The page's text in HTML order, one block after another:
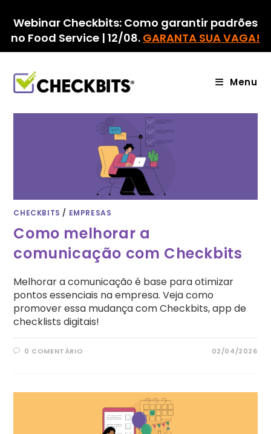
para
conteúdo
Webinar Checkbits: Como garantir padrões
no Food Service | 12/08. GARANTA SUA VAGA!
Menu
CHECKBITS / EMPRESAS
Como melhorar a
comunicação com Checkbits
Melhorar a comunicação é base para otimizar
pontos essenciais na empresa. Veja como
promover essa mudança com Checkbits, app de
checklists digitais!
0 COMENTÁRIO 02/04/2026